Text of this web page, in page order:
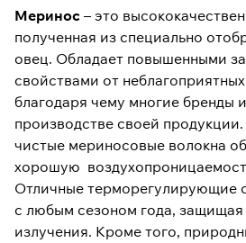
Меринос – это
полученная из специально
овец. Обладает повышенными
свойствами от
благодаря чему многие бренды
производстве своей
чистые мериносовые волокна
хорошую
Отличные терморегулирующие
с любым сезоном года,
излучения. Кроме того,